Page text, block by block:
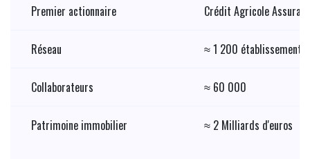
Premier actionnaire Crédit Agricole
Réseau ≈ 1 200
Collaborateurs ≈ 60 000
Patrimoine immobilier ≈ 2 Milliards d'euros